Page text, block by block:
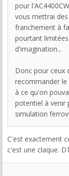
pour
vous mettrai
franchement à
pourtant
d'imagination...
Donc pour ceux
recommander
à ce qu'on
potentiel à venir
simulation
C'est exactement
c'est une claque.